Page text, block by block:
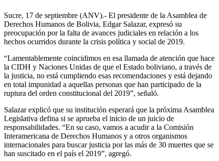
Sucre, 17 de septiembre (ANV).- El presidente de la Asamblea de
Derechos Humanos de Bolivia, Edgar Salazar, expresó su
preocupación por la falta de avances judiciales en relación a los
hechos ocurridos durante la crisis política y social de 2019.
“Lamentablemente coincidimos en esa llamada de atención que hace
la CIDH y Naciones Unidas de que el Estado boliviano, a través de
la justicia, no está cumpliendo esas recomendaciones y está dejando
en total impunidad a aquellas personas que han participado de la
ruptura del orden constitucional del 2019”, señaló.
Salazar explicó que su institución esperará que la próxima Asamblea
Legislativa defina si se aprueba el inicio de un juicio de
responsabilidades. “En su caso, vamos a acudir a la Comisión
Interamericana de Derechos Humanos y a otros organismos
internacionales para buscar justicia por las más de 30 muertes que se
han suscitado en el país el 2019”, agregó.